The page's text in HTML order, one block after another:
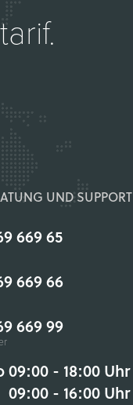
UND SUPPORT
669 65
669 66
669 99
09:00 - 18:00 Uhr
09:00 - 16:00 Uhr